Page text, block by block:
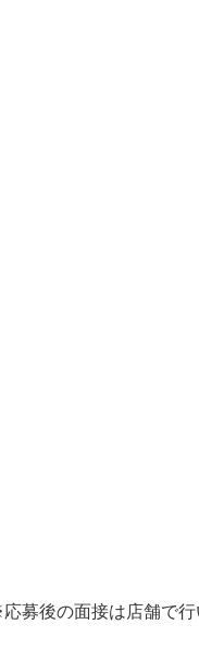
募後の面接は店舗で